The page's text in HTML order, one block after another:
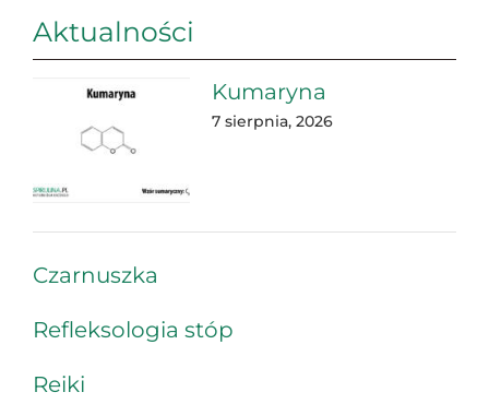
Aktualności
Kumaryna
7 sierpnia, 2026
Czarnuszka
Refleksologia stóp
Reiki